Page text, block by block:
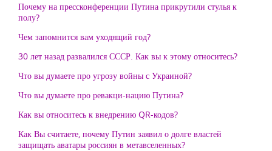
Почему на прессконференции Путина прикрутили стулья к
полу?
Чем запомнится вам уходящий год?
30 лет назад развалился СССР. Как вы к этому относитесь?
Что вы думаете про угрозу войны с Украиной?
Что вы думаете про ревакци-нацию Путина?
Как вы относитесь к внедрению QR-кодов?
Как Вы считаете, почему Путин заявил о долге властей
защищать аватары россиян в метавселенных?